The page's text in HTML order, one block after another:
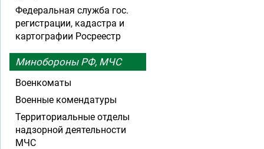
Федеральная служба гос.
регистрации, кадастра и
картографии Росреестр
Минобороны РФ, МЧС
Военкоматы
Военные комендатуры
Территориальные отделы
надзорной деятельности
МЧС